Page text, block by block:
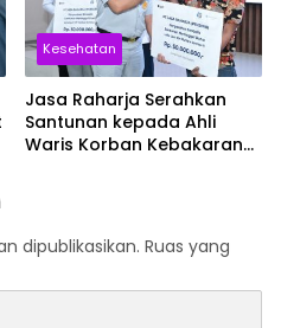
Kesehatan
Jasa Raharja Serahkan
Santunan kepada Ahli
Waris Korban Kebakaran
dipublikasikan. Ruas yang